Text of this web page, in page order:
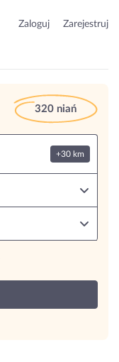
Zaloguj Zarejestruj
320 niań
+30 km